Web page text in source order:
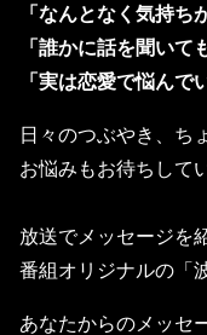
「なんとなく気持ち
「誰かに話を聞いて
「実は恋愛で悩んで
日々のつぶやき、ち
お悩みもお待ちして
放送でメッセージを
番組オリジナルの「
あなたからのメッセ